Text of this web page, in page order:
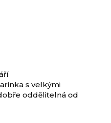
s velkými
oddělitelná od